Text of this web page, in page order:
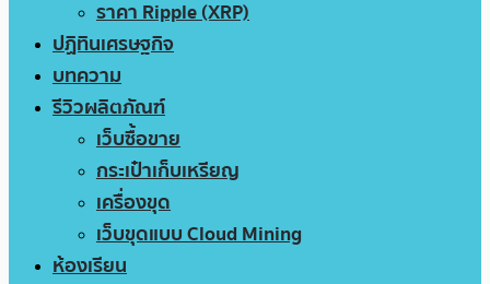
ราคา Ripple (XRP)
ปฏิทินเศรษฐกิจ
บทความ
รีวิวผลิตภัณฑ์
เว็บซื้อขาย
กระเป๋าเก็บเหรียญ
เครื่องขุด
เว็บขุดแบบ Cloud Mining
ห้องเรียน